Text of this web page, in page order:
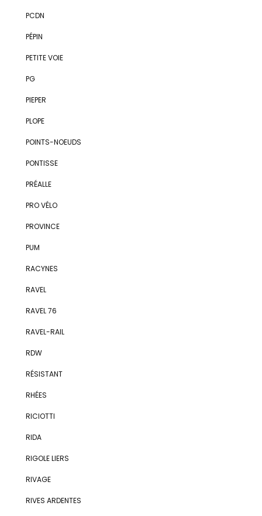
PCDN
PÉPIN
PETITE VOIE
PG
PIEPER
PLOPE
POINTS-NOEUDS
PONTISSE
PRÉALLE
PRO VÉLO
PROVINCE
PUM
RACYNES
RAVEL
RAVEL 76
RAVEL-RAIL
RDW
RÉSISTANT
RHÉES
RICIOTTI
RIDA
RIGOLE LIERS
RIVAGE
RIVES ARDENTES